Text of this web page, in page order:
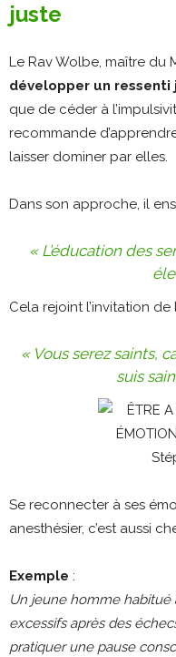
juste
Le Rav Wolbe, maître du
développer un ressenti
que de céder à
recommande
laisser dominer par elles.
Dans son approche, il
« L’éducation des
Cela rejoint l’invitation de
« Vous serez saints,
suis
Se reconnecter à ses
anesthésier, c’est aussi
Exemple :
Un jeune homme habitué
excessifs après des
pratiquer une pause